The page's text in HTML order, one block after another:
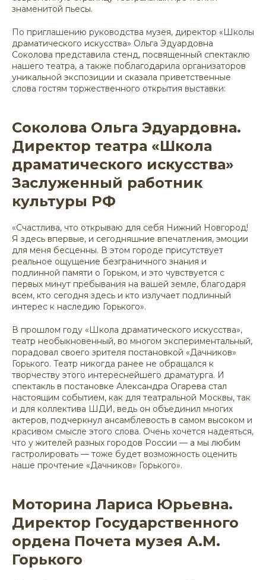
знаменитой пьесы.
По приглашению руководства музея, директор «Школы
драматического искусства» Ольга Эдуардовна
Соколова представила стенд, посвященный спектаклю
нашего театра, а также поблагодарила организаторов
уникальной экспозиции и сказала приветственные
слова гостям торжественного открытия выставки:
Соколова Ольга Эдуардовна.
Директор театра «Школа
драматического искусства»
Заслуженный работник
культуры РФ
«Счастлива, что открываю для себя Нижний Новгород!
Я здесь впервые, и сегодняшние впечатления, эмоции
для меня бесценны. В этом городе присутствует
реальное ощущение безграничного знания и
подлинной памяти о Горьком, и это чувствуется с
первых минут пребывания на вашей земле, благодаря
всем, кто сегодня здесь и кто излучает подлинный
интерес к наследию Горького».
В прошлом году «Школа драматического искусства»,
театр необыкновенный, во многом экспериментальный,
порадовал своего зрителя постановкой «Дачников»
Горького. Театр никогда ранее не обращался к
творчеству этого интереснейшего драматурга. И
спектакль в постановке Александра Огарева стал
настоящим событием, как для театральной Москвы, так
и для коллектива ШДИ, ведь он объединил многих
актеров, подчеркнул ансамблевость в самом высоком и
красивом смысле этого слова. Очень хочется надеяться,
что у жителей разных городов России — а мы любим
гастролировать — тоже будет возможность оценить
наше прочтение «Дачников» Горького».
Моторина Лариса Юрьевна.
Директор Государственного
ордена Почета музея А.М.
Горького